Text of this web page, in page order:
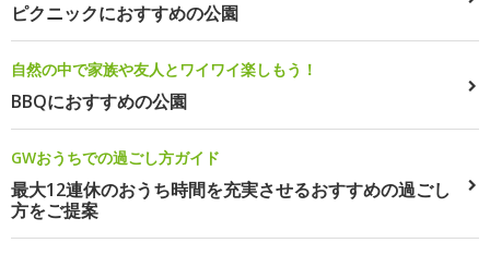
ピクニックにおすすめの公園
自然の中で家族や友人とワイワイ楽しもう！
BBQにおすすめの公園
GWおうちでの過ごし方ガイド
最大12連休のおうち時間を充実させるおすすめの過ごし
方をご提案